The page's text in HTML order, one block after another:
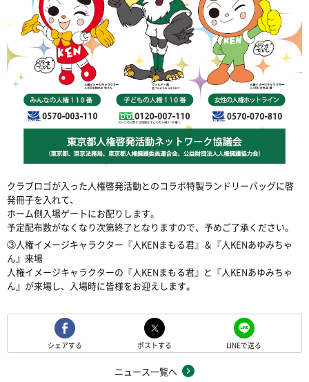
クラブロゴが入った人権啓発活動とのコラボ特製ランドリーバッグに啓
発冊子を入れて、
ホーム側入場ゲートにお配りします。
予定配布数がなくなり次第終了となりますので、予めご了承ください。
③人権イメージキャラクター『人KENまもる君』＆『人KENあゆみちゃ
ん』来場
人権イメージキャラクターの『人KENまもる君』と『人KENあゆみちゃ
ん』が来場し、入場時に皆様をお迎えします。
シェアする ポストする LINEで送る
ニュース一覧へ